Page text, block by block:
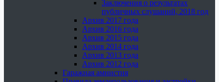
Заключения о результатах
публичных слушаний, 2018 год
Архив 2017 года
Архив 2016 года
Архив 2015 года
Архив 2014 года
Архив 2013 года
Архив 2012 года
Гаражная амнистия